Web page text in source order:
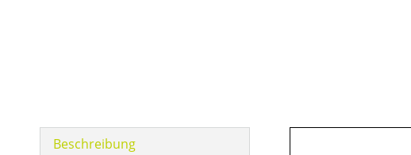
Beschreibung